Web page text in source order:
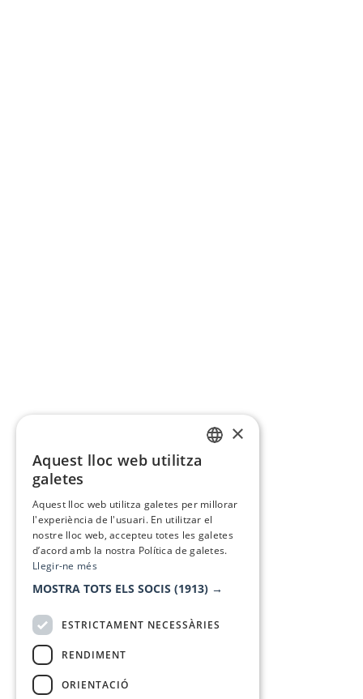
×
Aquest lloc web utilitza
galetes
Aquest lloc web utilitza galetes per millorar
l'experiència de l'usuari. En utilitzar el
nostre lloc web, accepteu totes les galetes
d’acord amb la nostra Política de galetes.
Llegir-ne més
MOSTRA TOTS ELS SOCIS (1913) →
ESTRICTAMENT NECESSÀRIES
RENDIMENT
ORIENTACIÓ